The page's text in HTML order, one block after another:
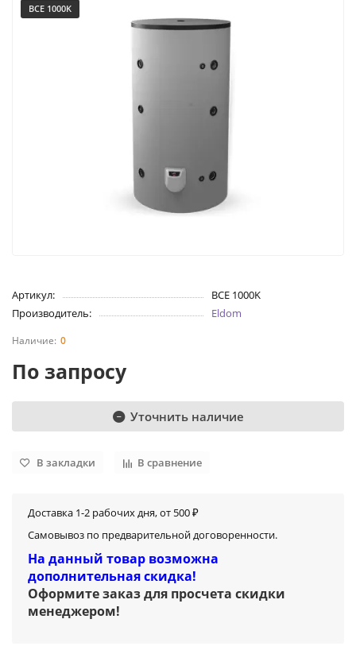
BCE 1000K
Артикул:
BCE 1000K
Производитель:
Eldom
0
По запросу
Уточнить наличие
В закладки В сравнение
Доставка 1-2 рабочих дня, от 500 ₽
Самовывоз по предварительной договоренности.
На данный товар возможна
дополнительная скидка!
Оформите заказ для просчета скидки
менеджером!